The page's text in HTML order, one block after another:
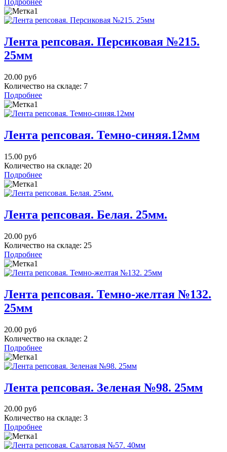
Подробнее
Лента репсовая. Персиковая №215.
25мм
20.00 руб
Количество на складе: 7
Подробнее
Лента репсовая. Темно-синяя.12мм
15.00 руб
Количество на складе: 20
Подробнее
Лента репсовая. Белая. 25мм.
20.00 руб
Количество на складе: 25
Подробнее
Лента репсовая. Темно-желтая №132.
25мм
20.00 руб
Количество на складе: 2
Подробнее
Лента репсовая. Зеленая №98. 25мм
20.00 руб
Количество на складе: 3
Подробнее